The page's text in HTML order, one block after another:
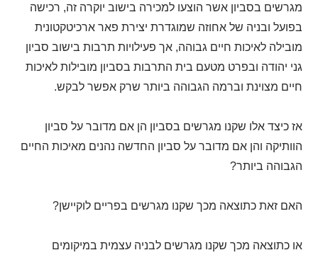
מגרשים בסביון אשר הוצעו למכירה בישוב יוקרה זה, רכישה
בפועל ובניה של אחוזה שמוגדרת יצירת פאר ארכיטקטונית
מובילה לאיכות חיים גבוהה, אך פעילויות תרבות בישוב סביון
גני יהודה ובפרט מטעם בית התרבות בסביון מובילות לאיכות
חיים מצוינת וברמה הגבוהה ביותר שרק אפשר לבקש.
אז כיצד אלו שקנו מגרשים בסביון הן אם מדובר על סביון
הוותיקה והן אם מדובר על סביון החדשה נהנים מאיכות החיים
הגבוהה ביותר?
האם זאת כתוצאה מכך שקנו מגרשים בפריים לוקיישן?
או כתוצאה מכך שקנו מגרשים לבניה עצמית במיקומים